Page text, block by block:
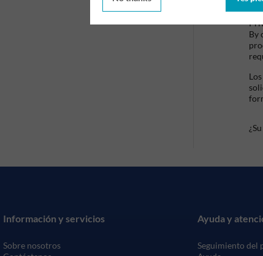
By
Información y servicios
Sobre nosotros
Ayuda y
Seguimiento del